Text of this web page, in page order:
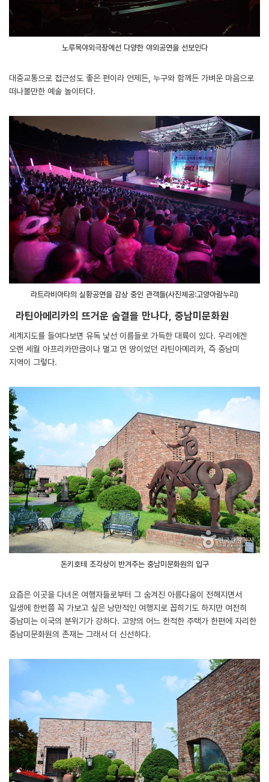
노루목야외극장에선 다양한 야외공연을 선보인다
대중교통으로 접근성도 좋은 편이라 언제든, 누구와 함께든 가벼운 마음으로
떠나볼만한 예술 놀이터다.
라트라비아타의 실황공연을 감상 중인 관객들(사진제공:고양아람누리)
라틴아메리카의 뜨거운 숨결을 만나다, 중남미문화원
세계지도를 들여다보면 유독 낯선 이름들로 가득한 대륙이 있다. 우리에겐
오랜 세월 아프리카만큼이나 멀고 먼 땅이었던 라틴아메리카, 즉 중남미
지역이 그렇다.
돈키호테 조각상이 반겨주는 중남미문화원의 입구
요즘은 이곳을 다녀온 여행자들로부터 그 숨겨진 아름다움이 전해지면서
일생에 한번쯤 꼭 가보고 싶은 낭만적인 여행지로 꼽히기도 하지만 여전히
중남미는 이국의 분위기가 강하다. 고양의 어느 한적한 주택가 한편에 자리한
중남미문화원의 존재는 그래서 더 신선하다.